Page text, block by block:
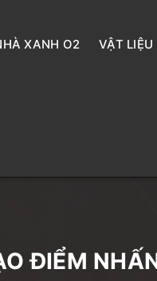
XANH O2 VẬT LIỆU
ĐIỂM